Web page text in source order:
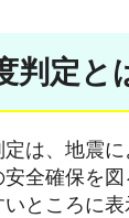
判定と
定は、地震
全確保を
ところに表